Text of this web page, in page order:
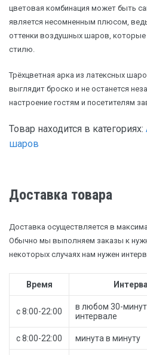
цветовая комбинация может быть
является несомненным плюсом,
оттенки воздушных шаров,
стилю.
Трёхцветная арка из латексных
выглядит броско и не останется
настроение гостям и посетителям
Товар находится в категориях:
шаров
Доставка товара
Доставка осуществляется в
Обычно мы выполняем заказы к
некоторых случаях нам нужен
Время
с 8:00-22:00
в любом 30-
интервале
с 8:00-22:00 минута в минуту